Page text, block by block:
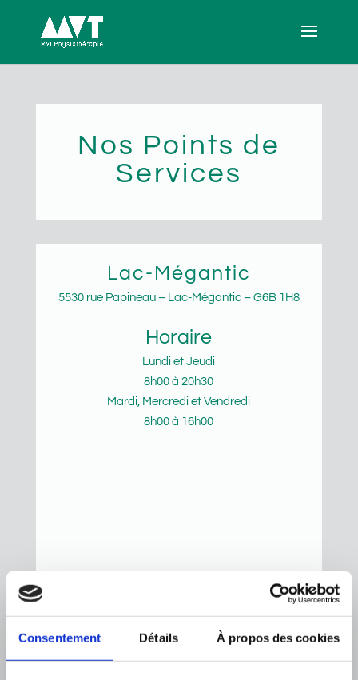
Consentement Détails À propos des cookies
Nos Points de
Services
Lac-Mégantic
5530 rue Papineau – Lac-Mégantic – G6B 1H8
Horaire
Lundi et Jeudi
8h00 à 20h30
Mardi, Mercredi et Vendredi
8h00 à 16h00